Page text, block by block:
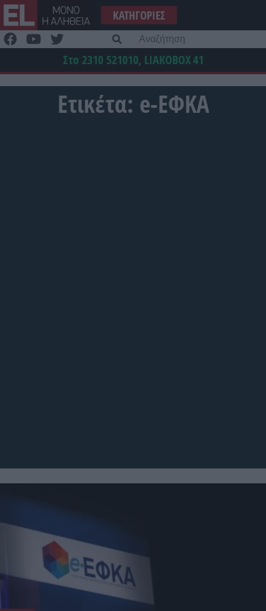
Μετάβαση
στο
περιεχόμενο
ΚΑΤΗΓΟΡΊΕΣ
Στο 2310 521010, LIAKOBOX41
Ετικέτα: e-ΕΦΚΑ